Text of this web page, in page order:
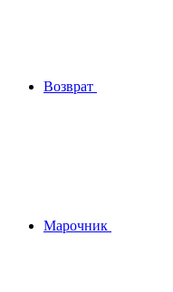
Возврат
Марочник